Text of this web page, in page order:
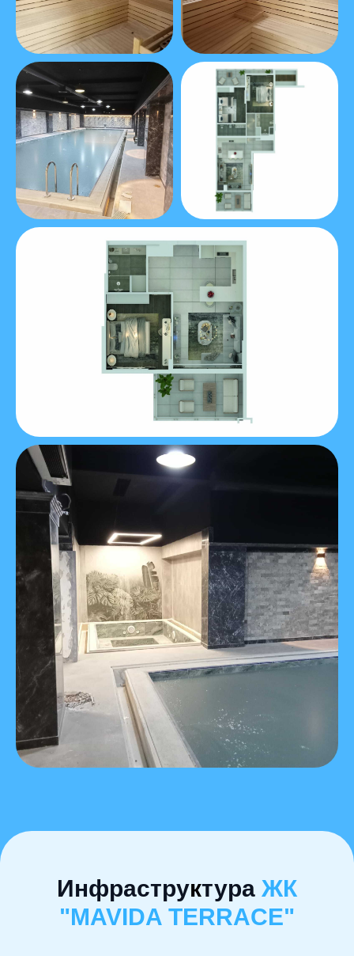
Инфраструктура ЖК
"MAVIDA TERRACE"